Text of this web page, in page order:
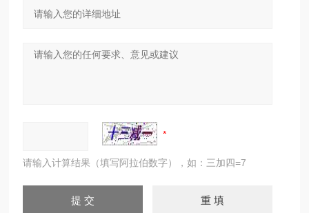
请输入计算结果（填写阿拉伯数字），如：三加四=7